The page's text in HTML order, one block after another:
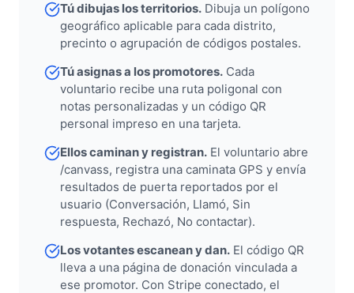
Tú dibujas los territorios. Dibuja un polígono
geográfico aplicable para cada distrito,
precinto o agrupación de códigos postales.
Tú asignas a los promotores. Cada
voluntario recibe una ruta poligonal con
notas personalizadas y un código QR
personal impreso en una tarjeta.
Ellos caminan y registran. El voluntario abre
/canvass, registra una caminata GPS y envía
resultados de puerta reportados por el
usuario (Conversación, Llamó, Sin
respuesta, Rechazó, No contactar).
Los votantes escanean y dan. El código QR
lleva a una página de donación vinculada a
ese promotor. Con Stripe conectado, el